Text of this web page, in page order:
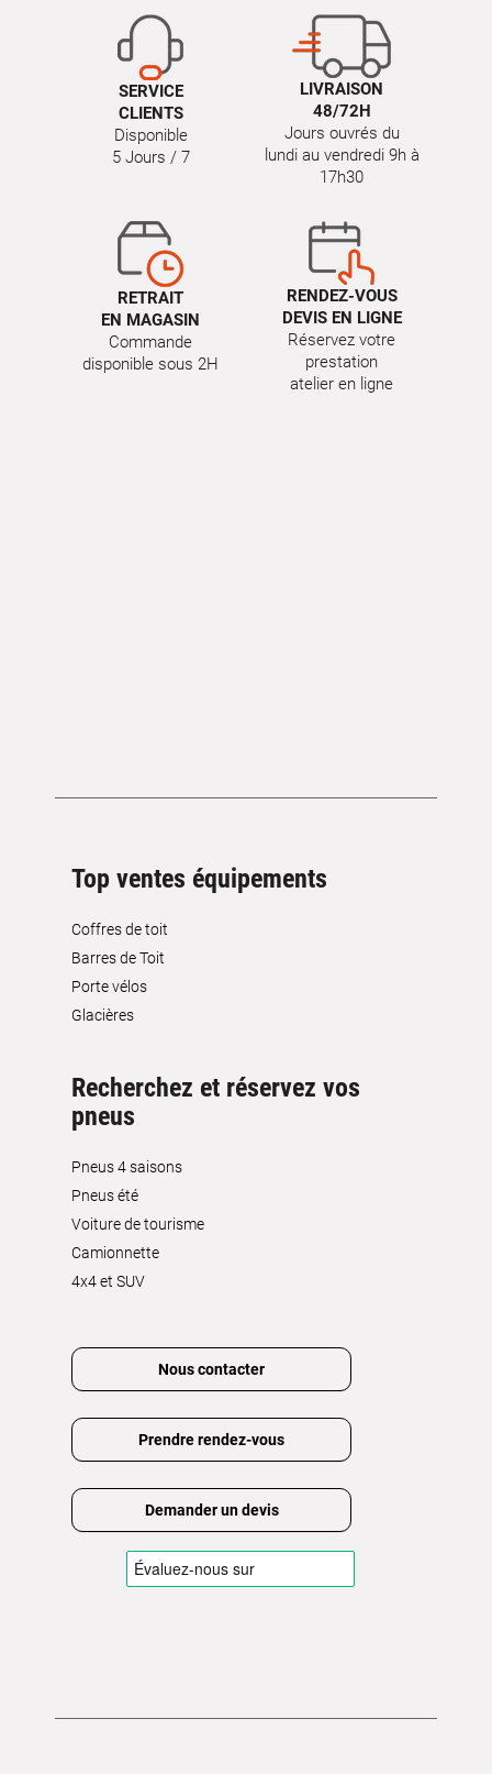
SERVICE
CLIENTS
Disponible
5 Jours / 7
LIVRAISON
48/72H
Jours ouvrés du
lundi au vendredi 9h à
17h30
RETRAIT
EN MAGASIN
Commande
disponible sous 2H
RENDEZ-VOUS
DEVIS EN LIGNE
Réservez votre
prestation
atelier en ligne
Top ventes équipements
Coffres de toit
Barres de Toit
Porte vélos
Glacières
Recherchez et réservez vos
pneus
Pneus 4 saisons
Pneus été
Voiture de tourisme
Camionnette
4x4 et SUV
Nous contacter
Prendre rendez-vous
Demander un devis